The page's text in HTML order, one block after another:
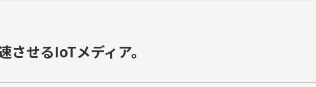
させるIoTメディア。